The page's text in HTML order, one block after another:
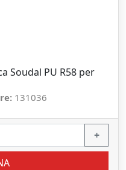
Soudal PU R58 per
131036
+